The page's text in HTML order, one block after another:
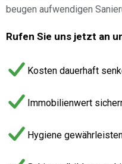
beugen aufwendigen
Rufen Sie uns jetzt an
Kosten dauerhaft
Immobilienwert
Hygiene